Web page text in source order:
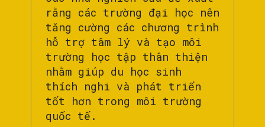
rằng các trường đại học nên
tăng cường các chương trình
hỗ trợ tâm lý và tạo môi
trường học tập thân thiện
nhằm giúp du học sinh
thích nghi và phát triển
tốt hơn trong môi trường
quốc tế.